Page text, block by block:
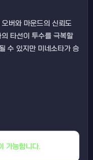
버와 마운드의 신뢰도
타선이 투수를 극복할
수 있지만 미네소타가 승
가능합니다.